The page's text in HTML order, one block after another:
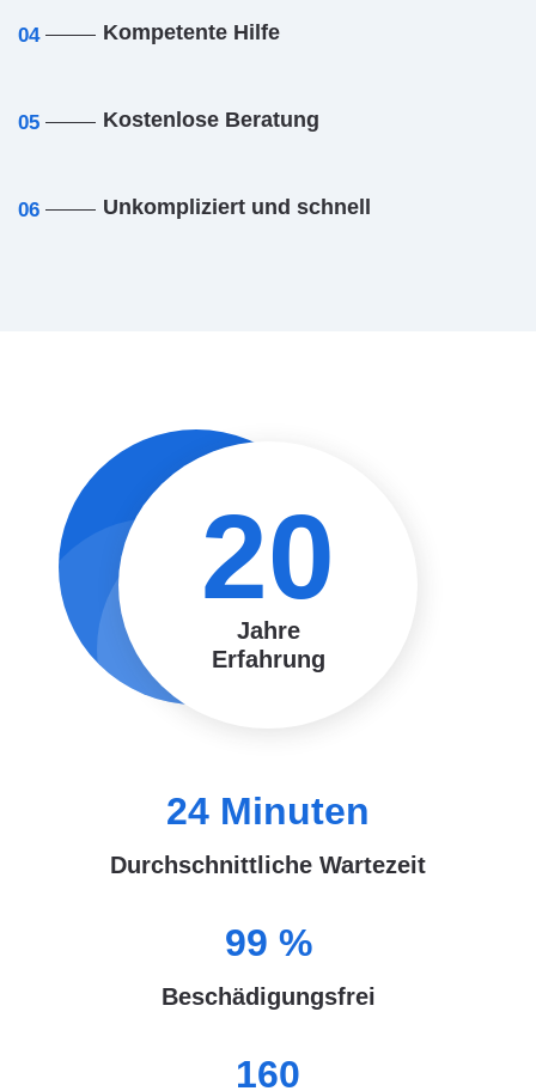
04 Kompetente Hilfe
05 Kostenlose Beratung
06 Unkompliziert und schnell
20
Jahre
Erfahrung
24 Minuten
Durchschnittliche Wartezeit
99 %
Beschädigungsfrei
160